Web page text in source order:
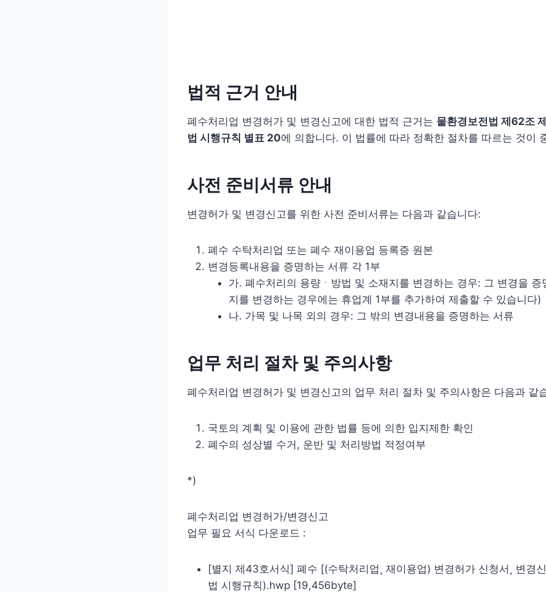
법적 근거 안내
폐수처리업 변경허가 및 변경신고에 대한 법적 근거는 물환경보전법 제62조
법 시행규칙 별표 20에 의합니다. 이 법률에 따라 정확한 절차를 따르는 것이
사전 준비서류 안내
변경허가 및 변경신고를 위한 사전 준비서류는 다음과 같습니다:
폐수 수탁처리업 또는 폐수 재이용업 등록증 원본
변경등록내용을 증명하는 서류 각 1부
가. 폐수처리의 용량ㆍ방법 및 소재지를 변경하는 경우: 그 변경을 증
지를 변경하는 경우에는 휴업계 1부를 추가하여 제출할 수 있습니다)
나. 가목 및 나목 외의 경우: 그 밖의 변경내용을 증명하는 서류
업무 처리 절차 및 주의사항
폐수처리업 변경허가 및 변경신고의 업무 처리 절차 및 주의사항은 다음과 같
국토의 계획 및 이용에 관한 법률 등에 의한 입지제한 확인
폐수의 성상별 수거, 운반 및 처리방법 적정여부
*)
폐수처리업 변경허가/변경신고
업무 필요 서식 다운로드 :
[별지 제43호서식] 폐수 [(수탁처리업¸ 재이용업) 변경허가 신청서¸ 변경
법 시행규칙).hwp [19,456byte]